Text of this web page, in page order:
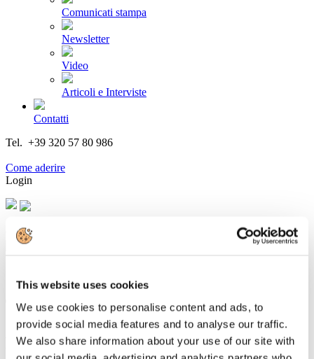
This website uses cookies
We use cookies to personalise content and ads, to
provide social media features and to analyse our traffic.
We also share information about your use of our site with
Comunicati stampa
Newsletter
Video
Articoli e Interviste
Contatti
Tel. +39 320 57 80 986
Come aderire
Login
Cerca...
TRENITALIA SI QUALIFICA PER LE
GARE FERROVIARIE IN GRAN
BRETAGNA